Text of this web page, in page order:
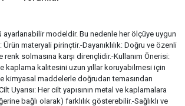
ayarlanabilir modeldir. Bu nedenle her ölçüye uygun
materyali pirinçtir.-Dayanıklılık: Doğru ve özenli
renk solmasına karşı dirençlidir.-Kullanım Önerisi:
ve kaplama kalitesini uzun yıllar koruyabilmesi için
kimyasal maddelerle doğrudan temasından
Uyarısı: Her cilt yapısının metal ve kaplamalara
bağlı olarak) farklılık gösterebilir.-Sağlıklı ve